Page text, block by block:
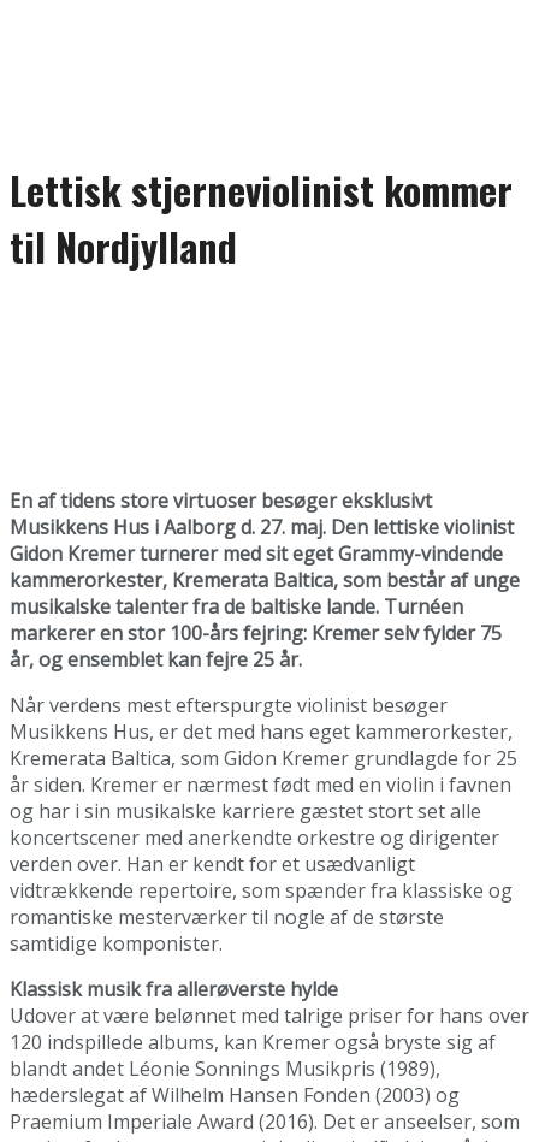
Lettisk stjerneviolinist kommer
til Nordjylland
En af tidens store virtuoser besøger eksklusivt
Musikkens Hus i Aalborg d. 27. maj. Den lettiske violinist
Gidon Kremer turnerer med sit eget Grammy-vindende
kammerorkester, Kremerata Baltica, som består af unge
musikalske talenter fra de baltiske lande. Turnéen
markerer en stor 100-års fejring: Kremer selv fylder 75
år, og ensemblet kan fejre 25 år.
Når verdens mest efterspurgte violinist besøger
Musikkens Hus, er det med hans eget kammerorkester,
Kremerata Baltica, som Gidon Kremer grundlagde for 25
år siden. Kremer er nærmest født med en violin i favnen
og har i sin musikalske karriere gæstet stort set alle
koncertscener med anerkendte orkestre og dirigenter
verden over. Han er kendt for et usædvanligt
vidtrækkende repertoire, som spænder fra klassiske og
romantiske mesterværker til nogle af de største
samtidige komponister.
Klassisk musik fra allerøverste hylde
Udover at være belønnet med talrige priser for hans over
120 indspillede albums, kan Kremer også bryste sig af
blandt andet Léonie Sonnings Musikpris (1989),
hæderslegat af Wilhelm Hansen Fonden (2003) og
Praemium Imperiale Award (2016). Det er anseelser, som